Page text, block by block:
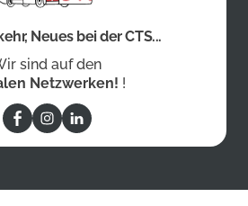
Neues bei der CTS...
sind auf den
Netzwerken! !